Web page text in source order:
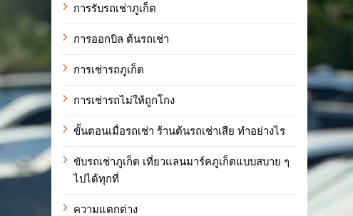
การรับรถเช่าภูเก็ต
การออกบิล ต้นรถเช่า
การเช่ารถภูเก็ต
การเช่ารถไม่ให้ถูกโกง
ขั้นตอนเมื่อรถเช่า ร้านต้นรถเช่าเสีย ทำอย่างไร
ขับรถเช่าภูเก็ต เที่ยวแลนมาร์คภูเก็ตแบบสบาย ๆ
ไปได้ทุกที่
ความแตกต่าง